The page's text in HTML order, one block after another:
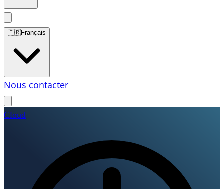
🇫🇷Français
Nous contacter
Cloud